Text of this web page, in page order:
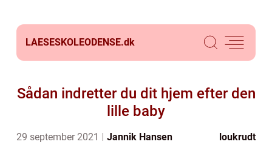
LAESESKOLEODENSE.dk
Sådan indretter du dit hjem efter den
lille baby
29 september 2021 Jannik Hansen loukrudt